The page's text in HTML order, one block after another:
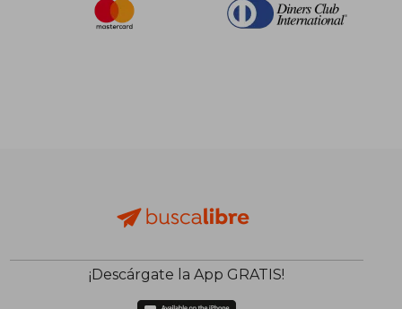
¡Descárgate la App GRATIS!